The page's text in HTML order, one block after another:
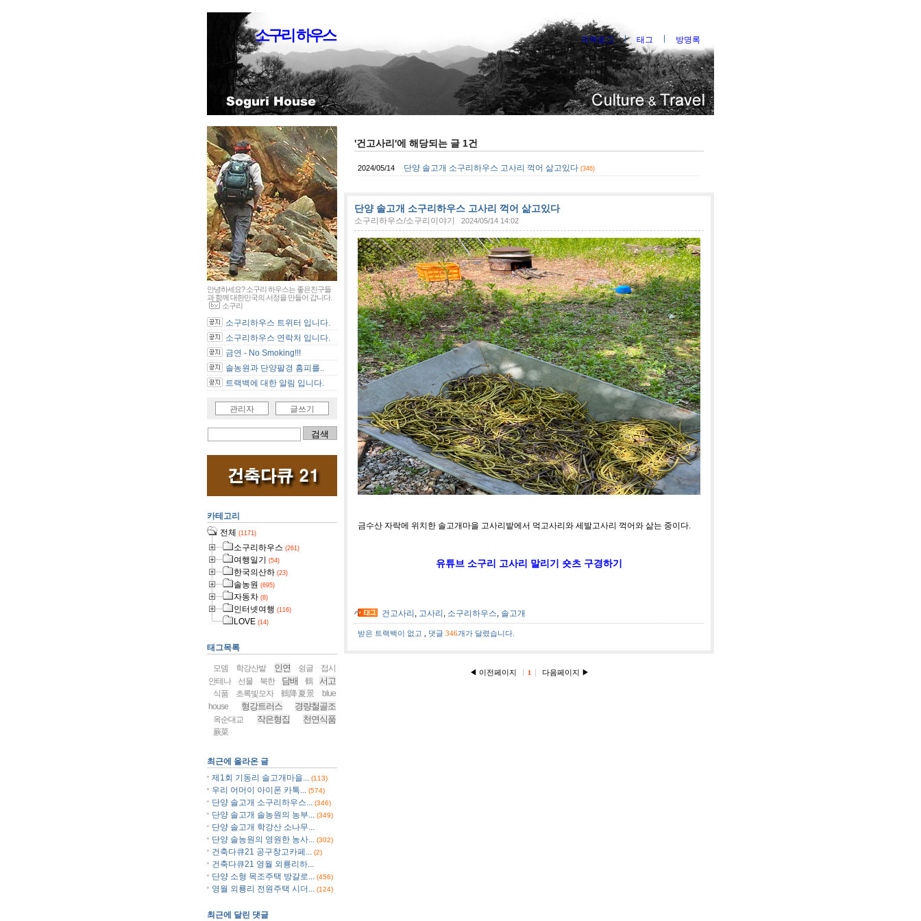
소구리 하우스 지역로그 태그 방명록
'건고사리'에 해당되는 글 1건
2024/05/14 단양 솔고개 소구리하우스 고사리 꺽어 삶고있다 (346)
단양 솔고개 소구리하우스 고사리 꺽어 삶고있다
소구리하우스/소구리이야기 2024/05/14 14:02
금수산 자락에 위치한 솔고개마을 고사리밭에서 먹고사리와 세발고사리 꺽어와 삶는 중이다.
유튜브 소구리 고사리 말리기 숏츠 구경하기
건고사리 , 고사리 , 소구리하우스, 솔고개
받은 트랙백이 없고 댓글 346개가 달렸습니다.
◀ 이전페이지 1 다음페이지 ▶
안녕하세요? 소구리 하우스는 좋은친구들
과 함께 대한민국의 서정을 만들어 갑니다.
소구리
소구리하우스 트위터 입니다.
소구리하우스 연락처 입니다.
금연 - No Smoking!!!
솔농원과 단양팔경 홈피를..
트랙백에 대한 알림 입니다.
관리자 글쓰기
카테고리
전체 (1171)
소구리하우스 (261)
여행일기 (54)
한국의산하 (23)
솔농원 (695)
자동차 (8)
인터넷여행 (116)
LOVE (14)
태그목록
모뎀 학강산밭 인연 슁글
접시
안테나
선물 북한 담배 鶴 서고
식품 초록빛모자 鶴降夏景
blue
house
형강트러스 경량철골조
옥순대교 작은형집 천연식품
蕨菜
최근에 올라온 글
제1회 기동리 솔고개마을...
(113)
우리 어머이 아이폰 카톡... (574)
단양 솔고개 소구리하우스... (346)
단양 솔고개 솔농원의 농부... (349)
단양 솔고개 학강산 소나무...
단양 솔농원의 영원한 농사...
(302)
건축다큐21 공구창고카페... (2)
건축다큐21 영월 외룡리하...
단양 소형 목조주택 방갈로...
(456)
영월 외룡리 전원주택 시더... (124)
최근에 달린 댓글